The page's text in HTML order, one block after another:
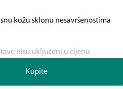
kožu sklonu nesavršenostima
nisu uključeni u cijenu
Kupite